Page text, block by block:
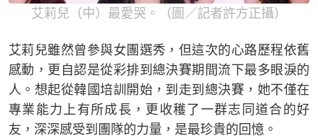
艾莉兒（中）最愛哭。（圖／記者許方正攝）
艾莉兒雖然曾參與女團選秀，但這次的心路歷程依舊
感動，更自認是從彩排到總決賽期間流下最多眼淚的
人。想起從韓國培訓開始，到走到總決賽，她不僅在
專業能力上有所成長，更收穫了一群志同道合的好
友，深深感受到團隊的力量，是最珍貴的回憶。